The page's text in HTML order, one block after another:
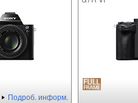
Подроб. информ.